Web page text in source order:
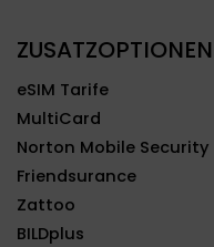
ZUSATZOPTIONEN
eSIM Tarife
MultiCard
Norton Mobile Security
Friendsurance
Zattoo
BILDplus